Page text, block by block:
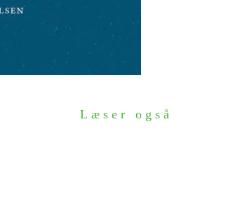
Læser også